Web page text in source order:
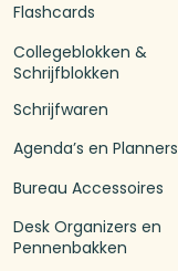
Flashcards
Collegeblokken &
Schrijfblokken
Schrijfwaren
Agenda’s en Planners
Bureau Accessoires
Desk Organizers en
Pennenbakken